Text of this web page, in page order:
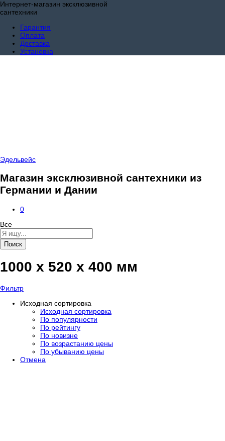
Интернет-магазин эксклюзивной
сантехники
Гарантия
Оплата
Доставка
Установка
Эдельвейс
Магазин эксклюзивной сантехники из
Германии и Дании
0
Все
Поиск
1000 x 520 x 400 мм
Фильтр
Исходная сортировка
Исходная сортировка
По популярности
По рейтингу
По новизне
По возрастанию цены
По убыванию цены
Отмена